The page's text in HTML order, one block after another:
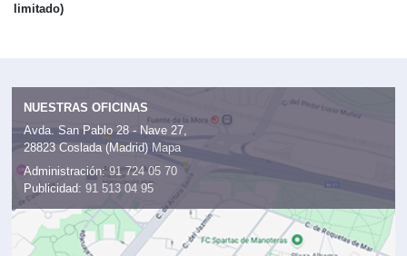
limitado)
NUESTRAS OFICINAS
Avda. San Pablo 28 - Nave 27,
28823 Coslada (Madrid) Mapa
Administración: 91 724 05 70
Publicidad: 91 513 04 95